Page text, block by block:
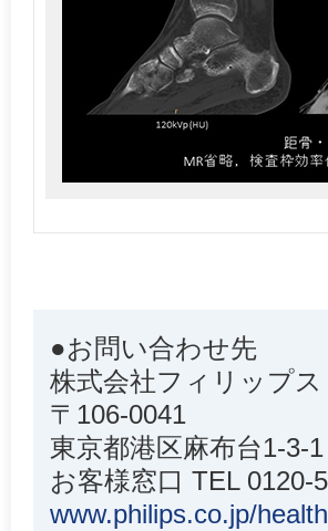
●お問い合わせ先
株式会社フィリップ
〒106-0041
東京都港区麻布台1-3-
お客様窓口 TEL 0120-
www.philips.co.jp/